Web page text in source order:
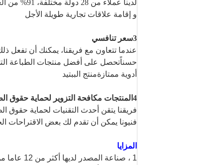
لدينا عملاء من 28 دولة مختلفة، 91% من العملاء يعودون لأوامر أخرى
و إقامة علاقات تجارية طويلة الأجل
3سعر تنافسي
عندما تتعاون مع فريقنا، يمكنك أن تفعل
حسناًتحصل على أفضل منتجات الطباعة
أدوية ممتازةمنتج الببتيد
4المنتجات مكافحة التزوير لحماية حقوق الطبع والنشر
فريقنا يتقن أحدث التقنيات لحماية حقوق
فنيونا يمكن أن تقدم لك بعض الاقتراحات
المزايا
1 ، صناعة المصدر لديها أكثر من 12 عاما من الخبرة في الطباعة على ملصقات الببتيدات الطباعة ؛